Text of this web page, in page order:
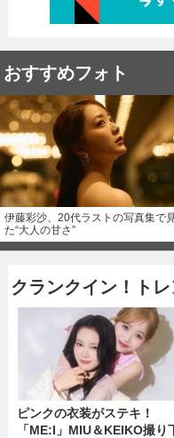
おすすめフォト
伊藤彩沙、20代ラストの写真集で
た“大人の甘さ”
クランクイン！ト
ピンクの衣装がステキ！
「ME:I」MIU＆KEIKO撮り